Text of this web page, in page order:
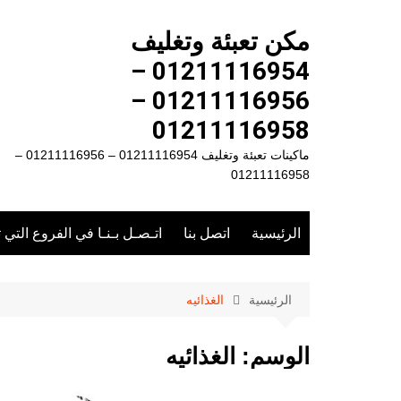
مكن تعبئة وتغليف
01211116954 –
01211116956 –
01211116958
ماكينات تعبئة وتغليف 01211116954 – 01211116956 –
01211116958
الرئيسية اتصل بنا اتـصـل بـنـا في الفروع
الرئيسية الغذائيه
الوسم: الغذائيه